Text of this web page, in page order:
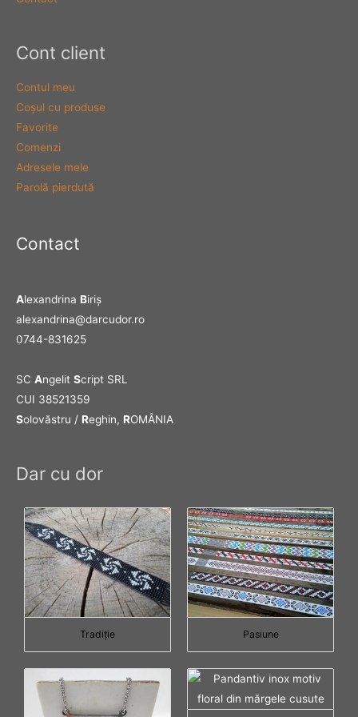
Cont client
Contul meu
Coşul cu produse
Favorite
Comenzi
Adresele mele
Parolă pierdută
Contact
Alexandrina Biriş
alexandrina@darcudor.ro
0744-831625
SC Angelit Script SRL
CUI 38521359
Solovăstru / Reghin, ROMÂNIA
Dar cu dor
Tradiţie Pasiune